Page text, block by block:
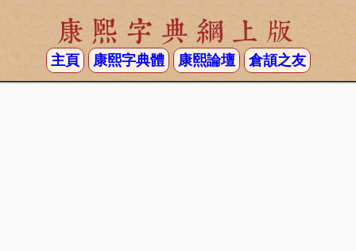
康熙字典網上版
主頁 康熙字典體 康熙論壇 倉頡之友